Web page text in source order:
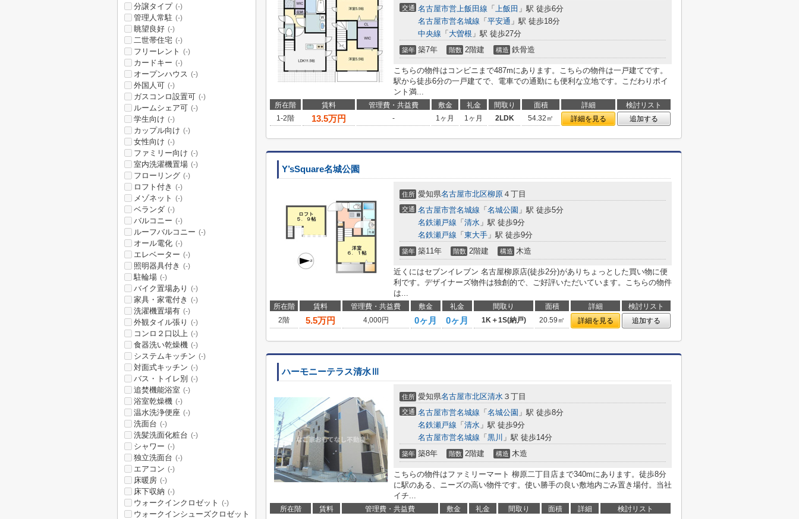
交通 名古屋市営上飯田線 「 上飯田 」駅 徒歩6分
名古屋市営名城線 「 平安通 」駅 徒歩18分
中央線 「 大曽根 」駅 徒歩27分
築年 築7年 階数 2階建 構造 鉄骨造
こちらの物件はコンビニまで487mにあります。こちらの物件は一戸建てです。
駅から徒歩6分の一戸建てで、電車での通勤にも便利な立地です。こだわりポイ
ント満...
所在階 賃料 管理費・共益費 敷金 礼金 間取り 面積 詳細
検討リスト
1-2階
13.5万円 - 1ヶ月 1ヶ月 2LDK 54.32㎡ 詳細を見る 追加する
Y’sSquare名城公園
住所 愛知県名古屋市北区柳原 ４丁目
交通 名古屋市営名城線 「 名城公園 」駅 徒歩5分
名鉄瀬戸線 「 清水 」駅 徒歩9分
名鉄瀬戸線 「 東大手 」駅 徒歩9分
築年 築11年 階数 2階建 構造 木造
近くにはセブンイレブン 名古屋柳原店(徒歩2分)がありちょっとした買い物に便
利です。デザイナーズ物件は独創的で、ご好評いただいています。こちらの物件
は...
所在階 賃料 管理費・共益費 敷金 礼金 間取り 面積 詳細
検討リスト
2階
5.5万円 4,000円 0ヶ月 0ヶ月 1K＋1S(納戸) 20.59㎡ 詳細を見る 追加する
ハーモニーテラス清水Ⅲ
住所 愛知県名古屋市北区清水 ３丁目
交通 名古屋市営名城線 「 名城公園 」駅 徒歩8分
名鉄瀬戸線 「 清水 」駅 徒歩9分
名古屋市営名城線 「 黒川 」駅 徒歩14分
築年 築8年 階数 2階建 構造 木造
こちらの物件はファミリーマート 柳原二丁目店まで340mにあります。徒歩8分
に駅のある、ニーズの高い物件です。使い勝手の良い敷地内ごみ置き場付。当社
イチ...
所在階 賃料 管理費・共益費 敷金 礼金 間取り 面積 詳細 検討リスト
分譲タイプ (-)
管理人常駐 (-)
眺望良好 (-)
二世帯住宅 (-)
フリーレント (-)
カードキー (-)
オープンハウス (-)
外国人可 (-)
ガスコンロ設置可 (-)
ルームシェア可 (-)
学生向け (-)
カップル向け (-)
女性向け (-)
ファミリー向け (-)
室内洗濯機置場 (-)
フローリング (-)
ロフト付き (-)
メゾネット (-)
ベランダ (-)
バルコニー (-)
ルーフバルコニー (-)
オール電化 (-)
エレベーター (-)
照明器具付き (-)
駐輪場 (-)
バイク置場あり (-)
家具・家電付き (-)
洗濯機置場有 (-)
外観タイル張り (-)
コンロ２口以上 (-)
食器洗い乾燥機 (-)
システムキッチン (-)
対面式キッチン (-)
バス・トイレ別 (-)
追焚機能浴室 (-)
浴室乾燥機 (-)
温水洗浄便座 (-)
洗面台 (-)
洗髪洗面化粧台 (-)
シャワー (-)
独立洗面台 (-)
エアコン (-)
床暖房 (-)
床下収納 (-)
ウォークインクロゼット (-)
ウォークインシューズクロゼット